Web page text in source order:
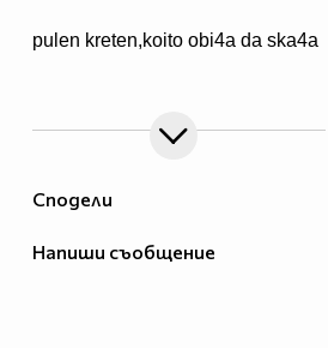
Сподели
Напиши съобщение
pulen kreten,koito obi4a da ska4a